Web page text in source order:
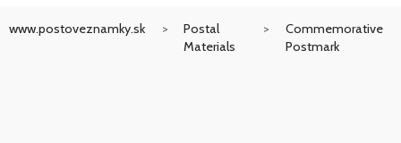
www.postoveznamky.sk
Postal
Materials
Commemorative
Postmark